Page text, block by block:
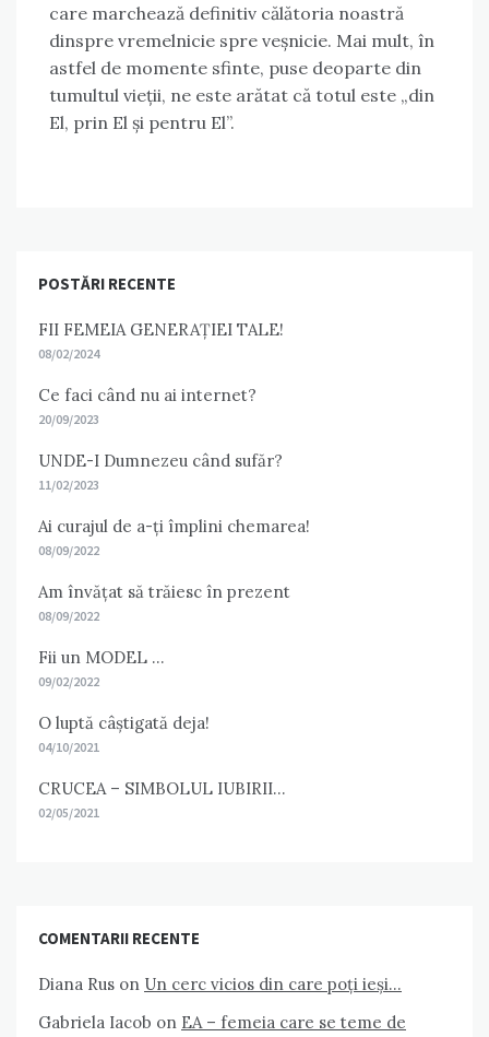
care marchează definitiv călătoria noastră
dinspre vremelnicie spre veșnicie. Mai mult, în
astfel de momente sfinte, puse deoparte din
tumultul vieții, ne este arătat că totul este „din
El, prin El și pentru El”.
POSTĂRI RECENTE
FII FEMEIA GENERAȚIEI TALE!
08/02/2024
Ce faci când nu ai internet?
20/09/2023
UNDE-I Dumnezeu când sufăr?
11/02/2023
Ai curajul de a-ți împlini chemarea!
08/09/2022
Am învățat să trăiesc în prezent
08/09/2022
Fii un MODEL …
09/02/2022
O luptă câștigată deja!
04/10/2021
CRUCEA – SIMBOLUL IUBIRII…
02/05/2021
COMENTARII RECENTE
Diana Rus on Un cerc vicios din care poți ieși…
Gabriela Iacob on EA – femeia care se teme de